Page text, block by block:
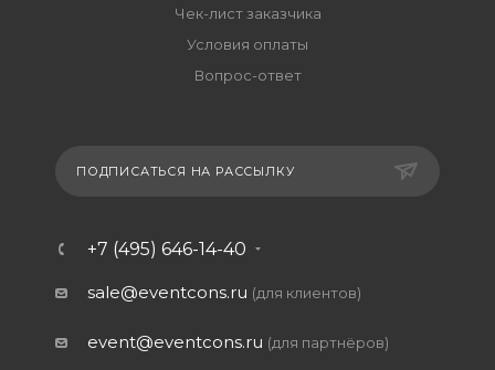
Чек-лист заказчика
Условия оплаты
Вопрос-ответ
ПОДПИСАТЬСЯ НА РАССЫЛКУ
+7 (495) 646-14-40
sale@eventcons.ru (для клиентов)
event@eventcons.ru (для партнёров)